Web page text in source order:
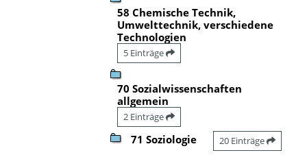
58 Chemische Technik,
Umwelttechnik, verschiedene
Technologien
5 Einträge
70 Sozialwissenschaften
allgemein
2 Einträge
71 Soziologie 20 Einträge